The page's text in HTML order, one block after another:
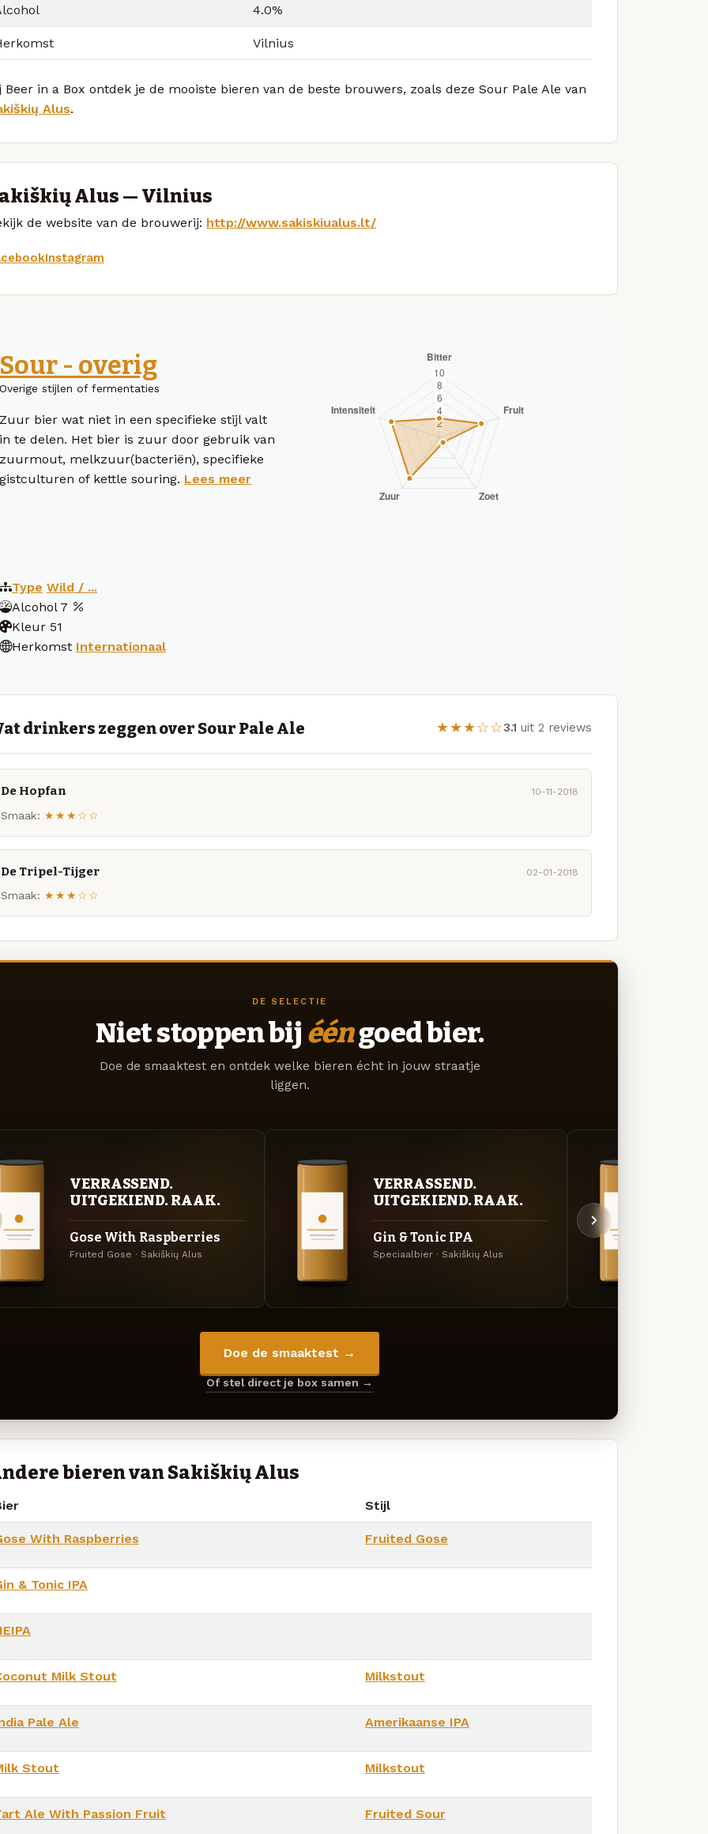
4.0%
Vilnius
Beer in a Box ontdek je de mooiste bieren van de beste brouwers, zoals deze Sour Pale Ale van
Alus.
Alus — Vilnius
de website van de brouwerij: http://www.sakiskiualus.lt/
Instagram
Sour - overig
Overige stijlen of fermentaties
Zuur bier wat niet in een specifieke stijl valt
in te delen. Het bier is zuur door gebruik van
zuurmout, melkzuur(bacteriën), specifieke
gistculturen of kettle souring. Lees meer
Type Wild / ...
Alcohol 7
Kleur 51
Herkomst Internationaal
drinkers zeggen over Sour Pale Ale ★★★☆☆3.1 uit 2 reviews
De Hopfan 10-11-2018
Smaak: ★★★☆☆
De Tripel-Tijger 02-01-2018
Smaak: ★★★☆☆
DE SELECTIE
Niet stoppen bij ééngoed bier.
Doe de smaaktest en ontdek welke bieren écht in jouw straatje
liggen.
VERRASSEND.
UITGEKIEND. RAAK.
Gose With Raspberries
Fruited Gose · Sakiškių Alus
VERRASSEND.
UITGEKIEND. RAAK.
Gin & Tonic IPA
Speciaalbier · Sakiškių Alus
Doe de smaaktest →
Of stel direct je box samen →
bieren van Sakiškių Alus
Stijl
With Raspberries Fruited Gose
& Tonic IPA
Milk Stout Milkstout
Pale Ale Amerikaanse IPA
Stout Milkstout
Ale With Passion Fruit Fruited Sour